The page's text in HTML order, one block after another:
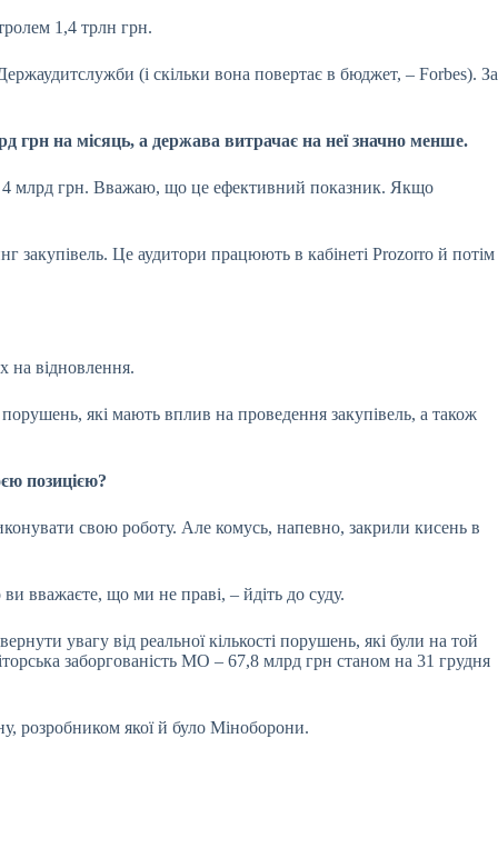
1,4 трлн грн.
(і скільки вона повертає в бюджет, – Forbes). За
грн на місяць, а держава витрачає на неї значно менше.
4 млрд грн. Вважаю, що це ефективний показник. Якщо
закупівель. Це аудитори працюють в кабінеті Prozorro й потім
на відновлення.
які мають вплив на проведення закупівель, а також
позицією?
свою роботу. Але комусь, напевно, закрили кисень в
вважаєте, що ми не праві, – йдіть до суду.
увагу від реальної кількості порушень, які були на той
заборгованість МО – 67,8 млрд грн станом на 31 грудня
розробником якої й було Міноборони.